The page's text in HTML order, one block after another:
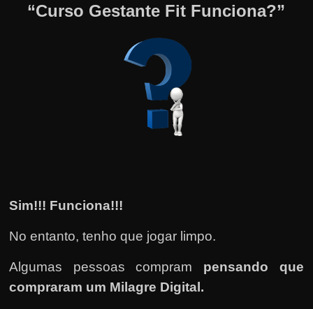
“Curso Gestante Fit Funciona?”
Sim!!! Funciona!!!
No entanto, tenho que jogar limpo.
Algumas pessoas compram pensando que
compraram um Milagre Digital.